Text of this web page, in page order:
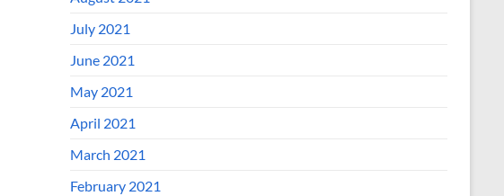
July 2021
June 2021
May 2021
April 2021
March 2021
February 2021